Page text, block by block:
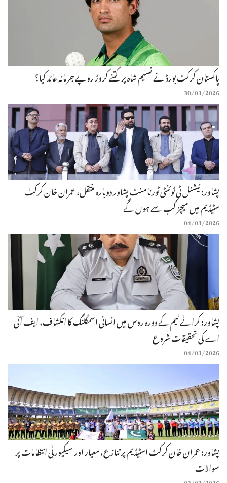
پاکستان کرکٹ بورڈ نے نسیم شاہ پر کتنے کروڑ روپے جرمانہ عائد کیا؟
30/03/2026
پشاور: نیشنل ٹی ٹوئنٹی ٹورنامنٹ پشاور دوبارہ منتقل، عمران خان کرکٹ
سٹیڈیم میں میچز کب سے ہوں گے
04/03/2026
پشاور: کراٹے ٹیم کے دورہ روس میں انسانی اسمگلنگ کا انکشاف، ایف آئی
اے کی تحقیقات شروع
04/03/2026
پشاور: عمران خان کرکٹ اسٹیڈیم پر تنازع، معیار اور سیکیورٹی انتظامات پر
سوالات